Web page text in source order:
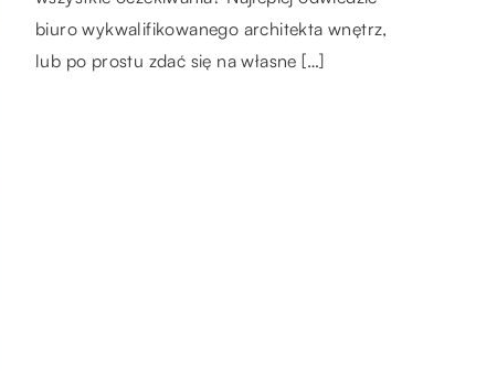
niebezpieczna, jeśli nie zachowa się
odpowiedniej ostrożności. Ważne jest, aby
biuro wykwalifikowanego architekta wnętrz,
lub po prostu zdać się na własne […]
powietrza przed wprowadzeniem […]